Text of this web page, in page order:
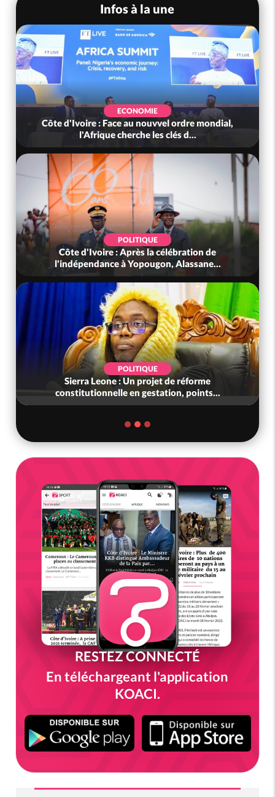
Infos à la une
nouvvel ordre mondial,
la célébration de
Alassane...
projet de réforme
gestation, points...
Côte d'Ivoire : Méagui
l'indépendance
Côte d'Ivoire :
Touré aux Gendarmes
SOCIÉTÉ
Côte d'Ivoire : L'arnaque
liens frauduleux se
RESTEZ CONNECTÉ
En téléchargeant l'application
KOACI.